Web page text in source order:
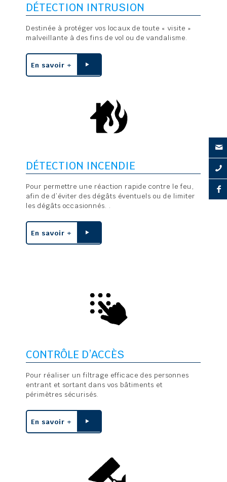
DÉTECTION INTRUSION
Destinée à protéger vos locaux de toute « visite »
malveillante à des fins de vol ou de vandalisme.
En savoir +
DÉTECTION INCENDIE
Pour permettre une réaction rapide contre le feu,
afin de d’éviter des dégâts éventuels ou de limiter
les dégâts occasionnés. .
En savoir +
CONTRÔLE D’ACCÈS
Pour réaliser un filtrage efficace des personnes
entrant et sortant dans vos bâtiments et
périmètres sécurisés.
En savoir +